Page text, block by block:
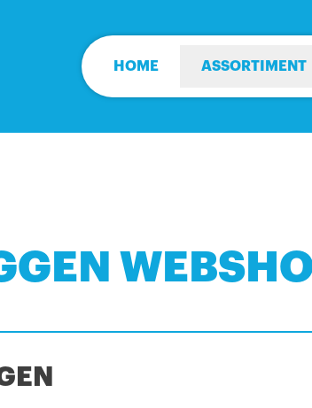
HOME ASSORTIMENT